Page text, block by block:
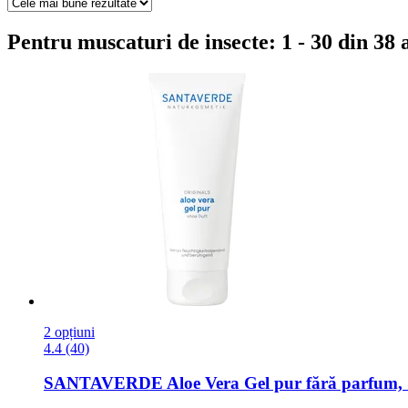
Pentru muscaturi de insecte: 1 - 30 din 38
2 opțiuni
4.4 (40)
SANTAVERDE Aloe Vera Gel pur fără parfum,